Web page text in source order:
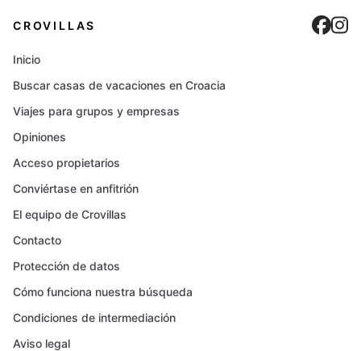
CROVILLAS
Inicio
Buscar casas de vacaciones en Croacia
Viajes para grupos y empresas
Opiniones
Acceso propietarios
Conviértase en anfitrión
El equipo de Crovillas
Contacto
Protección de datos
Cómo funciona nuestra búsqueda
Condiciones de intermediación
Aviso legal